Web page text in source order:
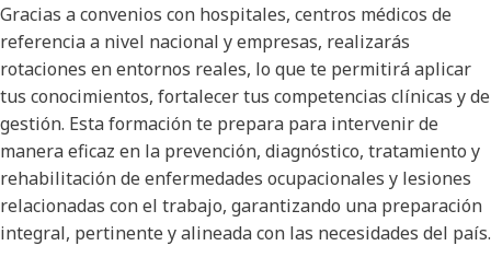
Gracias a convenios con hospitales, centros médicos de
referencia a nivel nacional y empresas, realizarás
rotaciones en entornos reales, lo que te permitirá aplicar
tus conocimientos, fortalecer tus competencias clínicas y de
gestión. Esta formación te prepara para intervenir de
manera eficaz en la prevención, diagnóstico, tratamiento y
rehabilitación de enfermedades ocupacionales y lesiones
relacionadas con el trabajo, garantizando una preparación
integral, pertinente y alineada con las necesidades del país.